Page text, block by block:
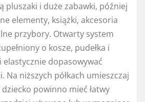
pluszaki i duże zabawki, później
elementy, książki, akcesoria
przybory. Otwarty system
o kosze, pudełka i
dopasowywać
Na niższych półkach umieszczaj
powinno mieć łatwy